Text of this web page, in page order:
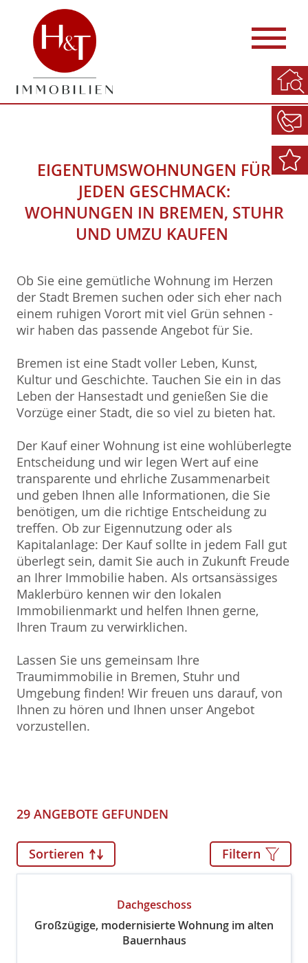
EIGENTUMSWOHNUNGEN FÜR
JEDEN GESCHMACK:
WOHNUNGEN IN BREMEN, STUHR
UND UMZU KAUFEN
Ob Sie eine gemütliche Wohnung im Herzen
der Stadt Bremen suchen oder sich eher nach
einem ruhigen Vorort mit viel Grün sehnen -
wir haben das passende Angebot für Sie.
Bremen ist eine Stadt voller Leben, Kunst,
Kultur und Geschichte. Tauchen Sie ein in das
Leben der Hansestadt und genießen Sie die
Vorzüge einer Stadt, die so viel zu bieten hat.
Der Kauf einer Wohnung ist eine wohlüberlegte
Entscheidung und wir legen Wert auf eine
transparente und ehrliche Zusammenarbeit
und geben Ihnen alle Informationen, die Sie
benötigen, um die richtige Entscheidung zu
treffen. Ob zur Eigennutzung oder als
Kapitalanlage: Der Kauf sollte in jedem Fall gut
überlegt sein, damit Sie auch in Zukunft Freude
an Ihrer Immobilie haben. Als ortsansässiges
Maklerbüro kennen wir den lokalen
Immobilienmarkt und helfen Ihnen gerne,
Ihren Traum zu verwirklichen.
Lassen Sie uns gemeinsam Ihre
Traumimmobilie in Bremen, Stuhr und
Umgebung finden! Wir freuen uns darauf, von
Ihnen zu hören und Ihnen unser Angebot
vorzustellen.
29 ANGEBOTE GEFUNDEN
Sortieren Filtern
Dachgeschoss
Großzügige, modernisierte Wohnung im alten
Bauernhaus